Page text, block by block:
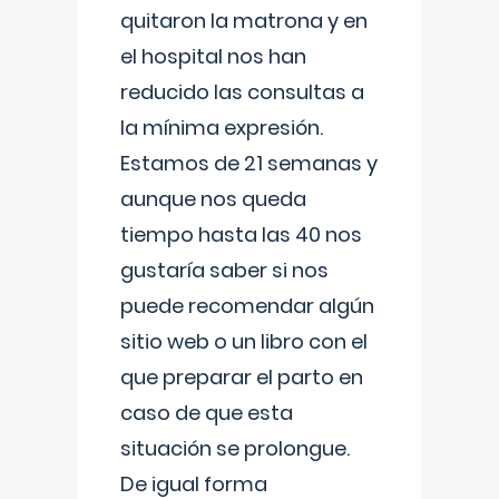
quitaron la matrona y en
el hospital nos han
reducido las consultas a
la mínima expresión.
Estamos de 21 semanas y
aunque nos queda
tiempo hasta las 40 nos
gustaría saber si nos
puede recomendar algún
sitio web o un libro con el
que preparar el parto en
caso de que esta
situación se prolongue.
De igual forma